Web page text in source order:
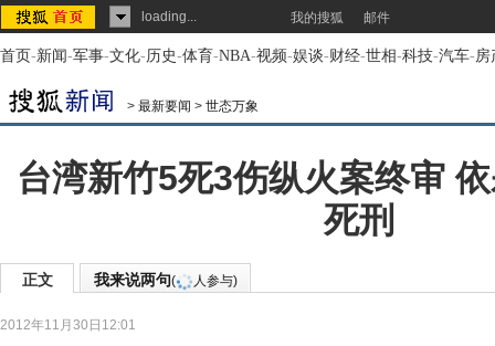
loading... 我的搜狐 邮件
首页-新闻-军事-文化-历史-体育-NBA-视频-娱谈-财经-世相-科技-汽车-房
> 最新要闻 > 世态万象
台湾新竹5死3伤纵火案终审
死刑
正文 我来说两句( 人参与)
2012年11月30日12:01